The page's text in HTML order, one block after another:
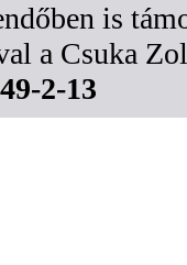
is
a Csuka
2-13